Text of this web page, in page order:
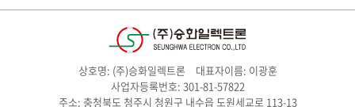
상호명: (주)승화일렉트론
대표자이름: 이광훈
사업자등록번호: 301-81-57822
주소: 충청북도 청주시 청원구 내수읍 도원세교로 113-13